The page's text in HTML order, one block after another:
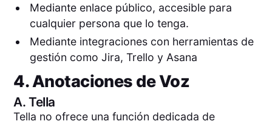
Mediante enlace público, accesible para
cualquier persona que lo tenga.
Mediante integraciones con herramientas de
gestión como Jira, Trello y Asana
4. Anotaciones de Voz
A.Tella
Tella no ofrece una función dedicada de